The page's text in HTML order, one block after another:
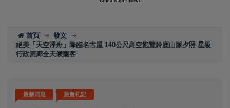
首頁
發文
絕美「天空浮舟」降臨名古屋 140公尺高空飽覽鈴鹿山脈夕照 星級
行政酒廊全天候寵客
最新消息 旅遊札記